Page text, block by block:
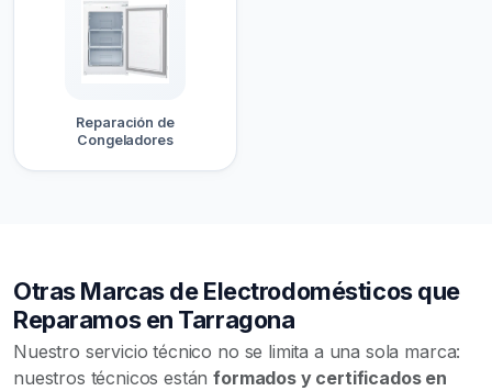
Reparación de
Congeladores
Otras Marcas de Electrodomésticos que
Reparamos en Tarragona
Nuestro servicio técnico no se limita a una sola marca:
nuestros técnicos estánformados y certificados en